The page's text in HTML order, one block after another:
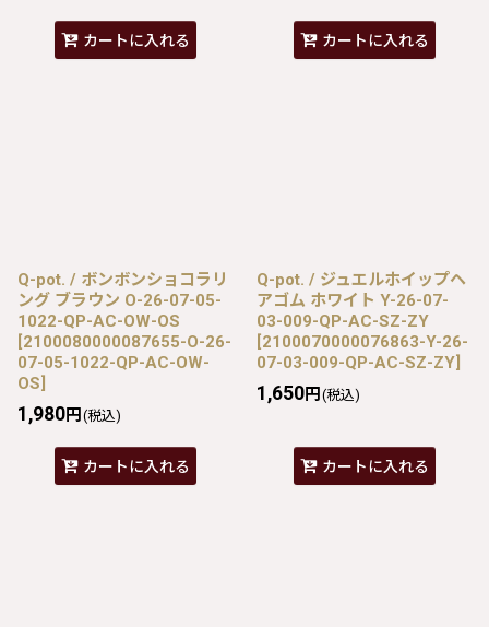
カートに入れる カートに入れる
Q-pot. / ボンボンショコラリ
ング ブラウン O-26-07-05-
1022-QP-AC-OW-OS
[2100080000087655-O-26-
07-05-1022-QP-AC-OW-
OS]
1,980円 (税込)
カートに入れる
Q-pot. / ジュエルホイップヘ
アゴム ホワイト Y-26-07-
03-009-QP-AC-SZ-ZY
[2100070000076863-Y-26-
07-03-009-QP-AC-SZ-ZY]
1,650円 (税込)
カートに入れる